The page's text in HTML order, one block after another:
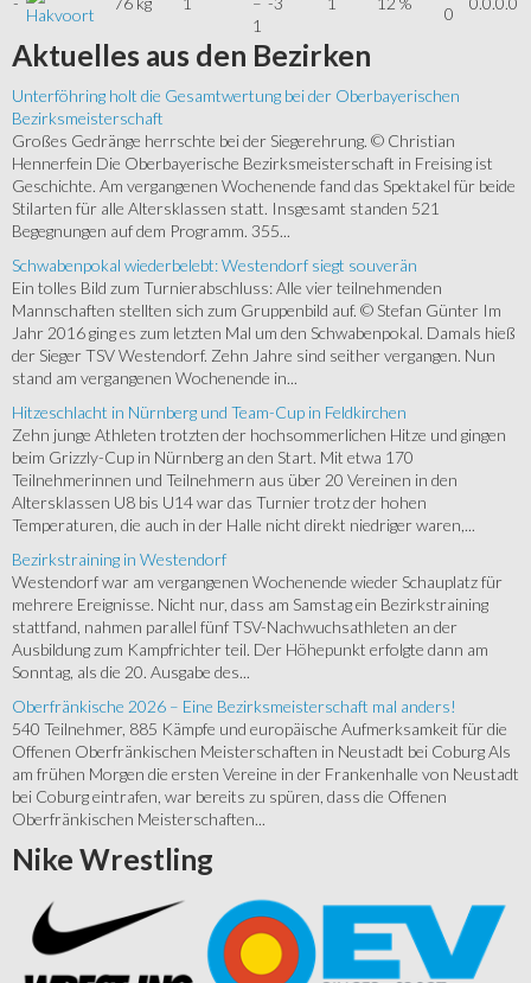
Hakvoort
1
0
Aktuelles aus den Bezirken
Unterföhring holt die Gesamtwertung bei der Oberbayerischen
Bezirksmeisterschaft
Großes Gedränge herrschte bei der Siegerehrung. © Christian
Hennerfein Die Oberbayerische Bezirksmeisterschaft in Freising ist
Geschichte. Am vergangenen Wochenende fand das Spektakel für beide
Stilarten für alle Altersklassen statt. Insgesamt standen 521
Begegnungen auf dem Programm. 355...
Schwabenpokal wiederbelebt: Westendorf siegt souverän
Ein tolles Bild zum Turnierabschluss: Alle vier teilnehmenden
Mannschaften stellten sich zum Gruppenbild auf. © Stefan Günter Im
Jahr 2016 ging es zum letzten Mal um den Schwabenpokal. Damals hieß
der Sieger TSV Westendorf. Zehn Jahre sind seither vergangen. Nun
stand am vergangenen Wochenende in...
Hitzeschlacht in Nürnberg und Team-Cup in Feldkirchen
Zehn junge Athleten trotzten der hochsommerlichen Hitze und gingen
beim Grizzly-Cup in Nürnberg an den Start. Mit etwa 170
Teilnehmerinnen und Teilnehmern aus über 20 Vereinen in den
Altersklassen U8 bis U14 war das Turnier trotz der hohen
Temperaturen, die auch in der Halle nicht direkt niedriger waren,...
Bezirkstraining in Westendorf
Westendorf war am vergangenen Wochenende wieder Schauplatz für
mehrere Ereignisse. Nicht nur, dass am Samstag ein Bezirkstraining
stattfand, nahmen parallel fünf TSV-Nachwuchsathleten an der
Ausbildung zum Kampfrichter teil. Der Höhepunkt erfolgte dann am
Sonntag, als die 20. Ausgabe des...
Oberfränkische 2026 – Eine Bezirksmeisterschaft mal anders!
540 Teilnehmer, 885 Kämpfe und europäische Aufmerksamkeit für die
Offenen Oberfränkischen Meisterschaften in Neustadt bei Coburg Als
am frühen Morgen die ersten Vereine in der Frankenhalle von Neustadt
bei Coburg eintrafen, war bereits zu spüren, dass die Offenen
Oberfränkischen Meisterschaften...
Nike Wrestling